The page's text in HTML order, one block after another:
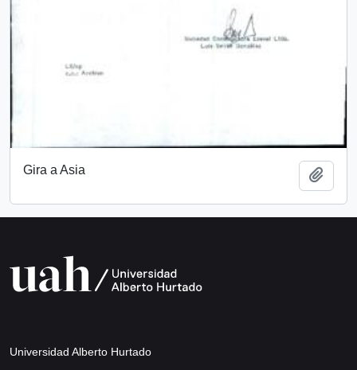
Gira a Asia
Universidad Alberto Hurtado